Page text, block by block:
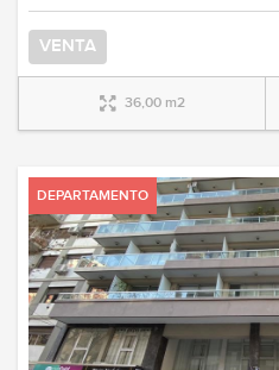
VENTA
36,00 m2
DEPARTAMENTO